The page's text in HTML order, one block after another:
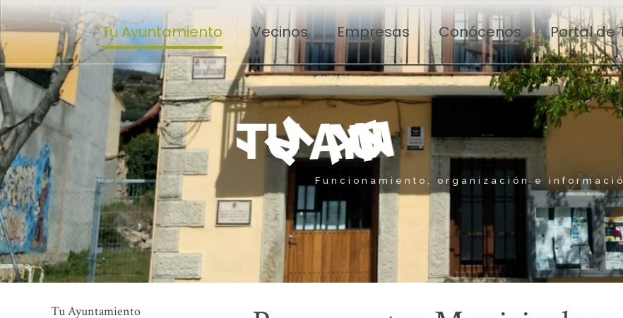
Tu Ayuntamiento Vecinos Empresas Conócenos Portal de
TUAYUNTAM
Funcionamiento, organización e
Tu Ayuntamiento